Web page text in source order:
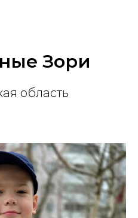
Зори
область